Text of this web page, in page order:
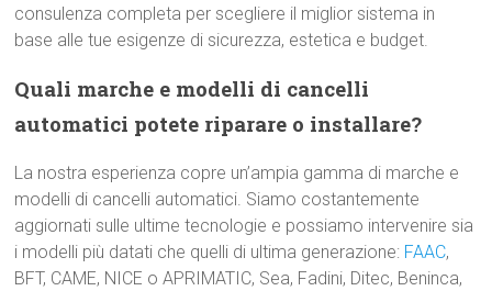
consulenza completa per scegliere il miglior sistema in
base alle tue esigenze di sicurezza, estetica e budget.
Quali marche e modelli di cancelli
automatici potete riparare o installare?
La nostra esperienza copre un’ampia gamma di marche e
modelli di cancelli automatici. Siamo costantemente
aggiornati sulle ultime tecnologie e possiamo intervenire sia
i modelli più datati che quelli di ultima generazione: FAAC,
BFT, CAME, NICE o APRIMATIC, Sea, Fadini, Ditec, Beninca,